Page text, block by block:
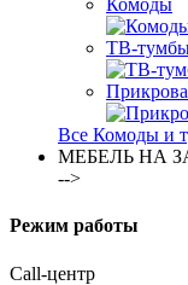
Комоды
ТВ-
Все Комоды и
МЕБЕЛЬ НА
-->
Режим работы
Call-центр